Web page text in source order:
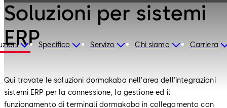
Specifico Servizo Chi siamo Carriera
Soluzioni per sistemi
ERP
Qui trovate le soluzioni dormakaba nell'area dell'integrazioni
sistemi ERP per la connessione, la gestione ed il
funzionamento di terminali dormakaba in collegamento con